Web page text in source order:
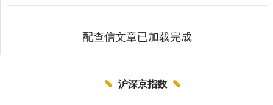
配查信文章已加载完成
沪深京指数